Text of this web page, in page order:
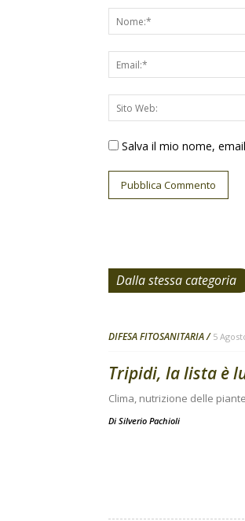
Salva il mio nome,
Dalla stessa categoria
DIFESA FITOSANITARIA 5
Tripidi, la lista è
Clima, nutrizione delle
Di Silverio Pachioli